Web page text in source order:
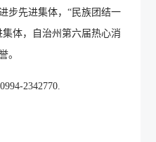
步先进集体，“民族团结一
体，自治州第六届热心消
。
2342770.